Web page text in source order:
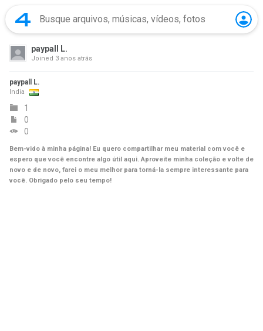
paypall L.
Joined 3 anos atrás
paypall L.
India
1
0
0
Bem-vido à minha página! Eu quero compartilhar meu material com você e
espero que você encontre algo útil aqui. Aproveite minha coleção e volte de
novo e de novo, farei o meu melhor para torná-la sempre interessante para
você. Obrigado pelo seu tempo!